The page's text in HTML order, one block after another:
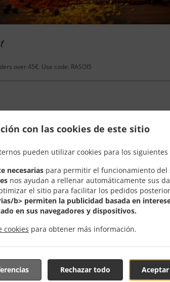
con las cookies de este sitio
pueden utilizar cookies para los siguientes
necesarias para permitir el funcionamiento del
nos ayudan a rellenar automáticamente sus
el sitio para facilitar los pedidos
b> permiten la publicidad basada en
en sus navegadores y dispositivos.
cookies para obtener más información.
Rechazar todo
over 45€. Use code: RASOI5
En
seas el primero en enterarte cada vez